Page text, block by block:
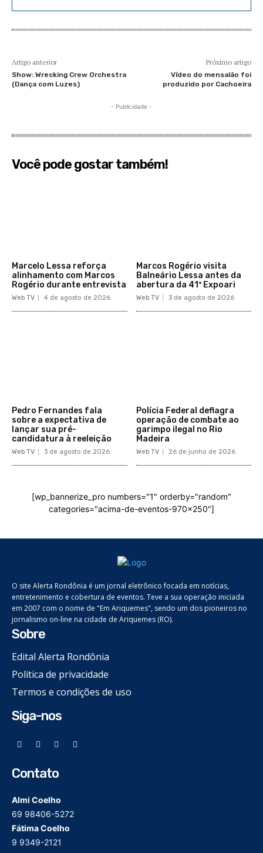
Artigo anterior
Show: Wrecking Crew Orchestra
(Dança com Luzes)
Próximo artigo
Vídeo do mensalão foi
produzido por Cachoeira
- Publicidade -
Você pode gostar também!
Marcelo Lessa reforça
alinhamento com Marcos
Rogério durante entrevista
Web TV 4 de agosto de 2026
Marcos Rogério visita
Balneário Lessa antes da
abertura da 41ª Expoari
Web TV 3 de agosto de 2026
Pedro Fernandes fala
sobre a expectativa de
lançar sua pré-
candidatura à reeleição
Web TV 3 de agosto de 2026
Polícia Federal deflagra
operação de combate ao
garimpo ilegal no Rio
Madeira
Web TV 26 de junho de 2026
[wp_bannerize_pro numbers="1" orderby="random"
categories="acima-de-eventos-970x250"]
O site Alerta Rondônia é um jornal eletrônico focada em notícias,
entretenimento e cobertura de eventos. Teve a sua operação iniciada
em 2007 com o nome de "Em Ariquemes", sendo um dos pioneiros no
jornalismo on-line na cidade de Ariquemes (RO).
Sobre
Edital Alerta Rondônia
Politica de privacidade
Termos e condições de uso
Siga-nos
Contato
Almi Coelho
69 98406-5272
Fátima Coelho
9 9349-2121